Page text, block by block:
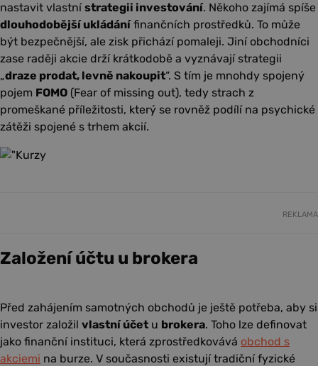
nastavit vlastnístrategii investování. Někoho zajímá spíše
dlouhodobější ukládánífinančních prostředků. To může
být bezpečnější, ale zisk přichází pomaleji. Jiní obchodníci
zase raději akcie drží krátkodobě a vyznávají strategii
„draze prodat, levně nakoupit“. S tím je mnohdy spojený
pojem FOMO (Fear of missing out), tedy strach z
promeškané příležitosti, který se rovněž podílí na psychické
zátěži spojené s trhem akcií.
REKLAMA
Založení účtu u brokera
Před zahájením samotných obchodů je ještě potřeba, aby si
investor založil vlastní účet u brokera. Toho lze definovat
jako finanční instituci, která zprostředkovává obchod s
akciemi na burze. V současnosti existují tradiční fyzické